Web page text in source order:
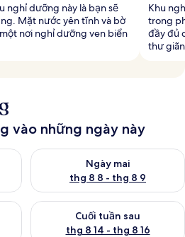
nghỉ dưỡng này là bạn sẽ
Mặt nước yên tĩnh và bờ
nơi nghỉ dưỡng ven biển
Khu
trong
đầy đủ
thư
vào những ngày này
từ thg 8 7 - thg 8 8
Ngày mai
thg 8 8 - thg 8 9
Kiểm tra lượng phòng ngày
này từ thg 8 7 - thg 8 9
Cuối tuần sau
thg 8 14 - thg 8 16
Kiểm tra lượng phòng cuối